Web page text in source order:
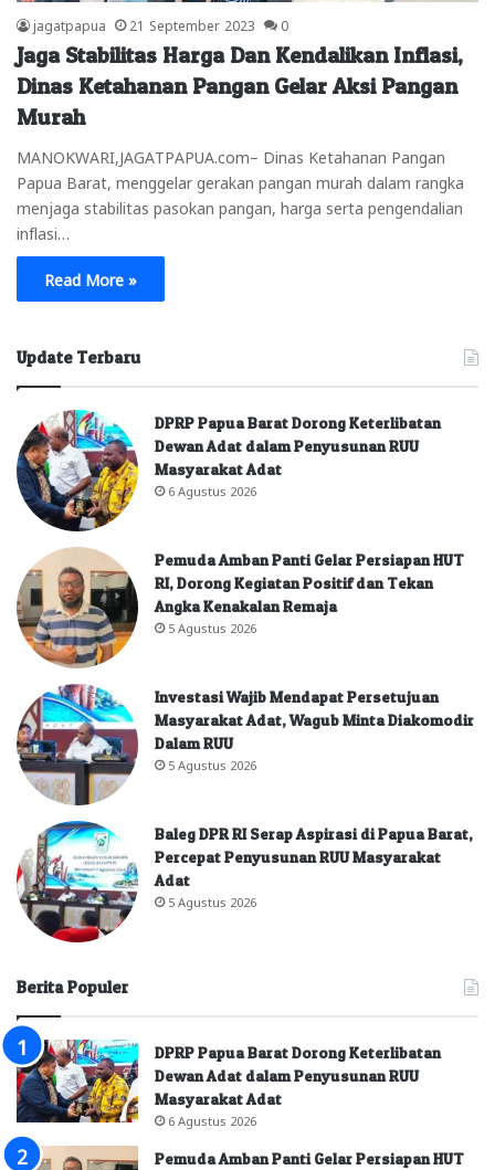
jagatpapua 21 September 2023 0
Jaga Stabilitas Harga Dan Kendalikan Inflasi,
Dinas Ketahanan Pangan Gelar Aksi Pangan
Murah
MANOKWARI,JAGATPAPUA.com– Dinas Ketahanan Pangan
Papua Barat, menggelar gerakan pangan murah dalam rangka
menjaga stabilitas pasokan pangan, harga serta pengendalian
inflasi…
Read More »
Update Terbaru
DPRP Papua Barat Dorong Keterlibatan
Dewan Adat dalam Penyusunan RUU
Masyarakat Adat
6 Agustus 2026
Pemuda Amban Panti Gelar Persiapan HUT
RI, Dorong Kegiatan Positif dan Tekan
Angka Kenakalan Remaja
5 Agustus 2026
Investasi Wajib Mendapat Persetujuan
Masyarakat Adat, Wagub Minta Diakomodir
Dalam RUU
5 Agustus 2026
Baleg DPR RI Serap Aspirasi di Papua Barat,
Percepat Penyusunan RUU Masyarakat
Adat
5 Agustus 2026
Berita Populer
DPRP Papua Barat Dorong Keterlibatan
Dewan Adat dalam Penyusunan RUU
Masyarakat Adat
6 Agustus 2026
Pemuda Amban Panti Gelar Persiapan HUT